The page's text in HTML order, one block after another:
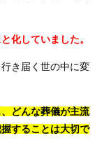
化していました。
き届く世の中に変
どんな葬儀が主流
することは大切で